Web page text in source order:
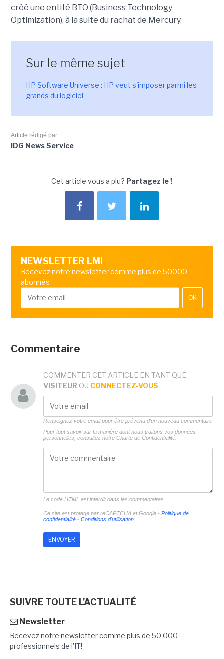
créé une entité BTO (Business Technology
Optimization), à la suite du rachat de Mercury.
Sur le même sujet
HP Software Universe : HP veut s'imposer parmi les
grands du logiciel
Article rédigé par
IDG News Service
Cet article vous a plu? Partagez le !
NEWSLETTER LMI
Recevez notre newsletter comme plus de 50000
abonnés
OK
Commentaire
COMMENTER CET ARTICLE EN TANT QUE
VISITEUR OU CONNECTEZ-VOUS
Renseignez votre email pour être prévenu d'un nouveau commentaire
Pour tout savoir sur la manière dont nous traitons vos données
personnelles, consultez notre Charte de Confidentialité.
Le code HTML est interdit dans les commentaires
Ce site est protégé par reCAPTCHA et Google - Politique de
confidentialité- Conditions d'utilisation
SUIVRE TOUTE L'ACTUALITÉ
Newsletter
Recevez notre newsletter comme plus de 50 000
professionnels de l'IT!